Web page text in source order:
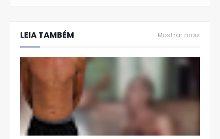
Ap
LEIA TAMBÉM Mostrar mais